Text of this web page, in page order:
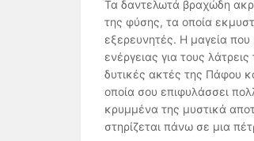
Τα δαντελωτά βραχώδη
της φύσης, τα οποία
εξερευνητές. Η μαγεία που
ενέργειας για τους
δυτικές ακτές της Πάφου
οποία σου επιφυλάσσει
κρυμμένα της μυστικά
στηρίζεται πάνω σε μια